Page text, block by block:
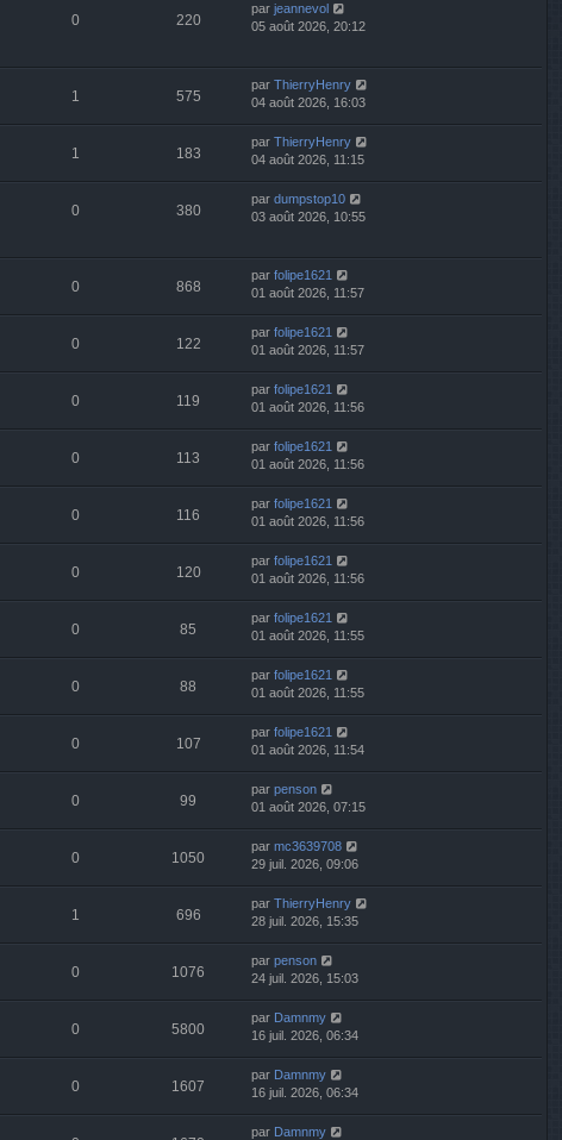
0 220
par jeannevol
05 août 2026, 20:12
1 575
par ThierryHenry
04 août 2026, 16:03
1 183
par ThierryHenry
04 août 2026, 11:15
0 380
par dumpstop10
03 août 2026, 10:55
0 868
par folipe1621
01 août 2026, 11:57
0 122
par folipe1621
01 août 2026, 11:57
0 119
par folipe1621
01 août 2026, 11:56
0 113
par folipe1621
01 août 2026, 11:56
0 116
par folipe1621
01 août 2026, 11:56
0 120
par folipe1621
01 août 2026, 11:56
0 85
par folipe1621
01 août 2026, 11:55
0 88
par folipe1621
01 août 2026, 11:55
0 107
par folipe1621
01 août 2026, 11:54
0 99
par penson
01 août 2026, 07:15
0 1050
par mc3639708
29 juil. 2026, 09:06
1 696
par ThierryHenry
28 juil. 2026, 15:35
0 1076
par penson
24 juil. 2026, 15:03
0 5800
par Damnmy
16 juil. 2026, 06:34
0 1607
par Damnmy
16 juil. 2026, 06:34
par Damnmy